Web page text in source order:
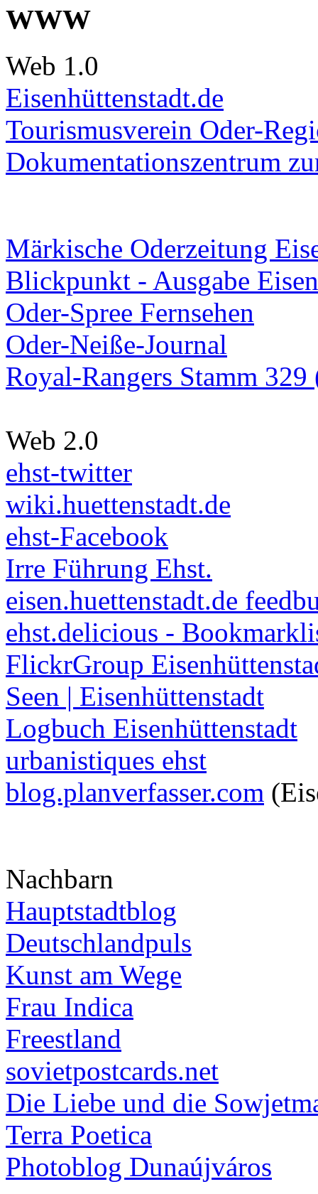
WWW
Web 1.0
Eisenhüttenstadt.de
Tourismusverein Oder-
Dokumentationszentrum
Märkische Oderzeitung
Blickpunkt - Ausgabe
Oder-Spree Fernsehen
Oder-Neiße-Journal
Royal-Rangers Stamm
Web 2.0
ehst-twitter
wiki.huettenstadt.de
ehst-Facebook
Irre Führung Ehst.
eisen.huettenstadt.de
ehst.delicious -
FlickrGroup
Seen | Eisenhüttenstadt
Logbuch Eisenhüttenstadt
urbanistiques ehst
blog.planverfasser.com
Nachbarn
Hauptstadtblog
Deutschlandpuls
Kunst am Wege
Frau Indica
Freestland
sovietpostcards.net
Die Liebe und die
Terra Poetica
Photoblog Dunaújváros